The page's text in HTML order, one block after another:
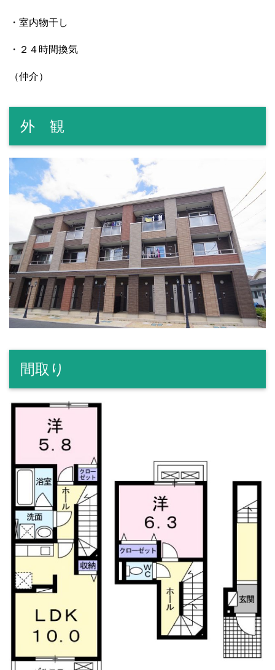
・室内物干し
・２４時間換気
（仲介）
外 観
間取り